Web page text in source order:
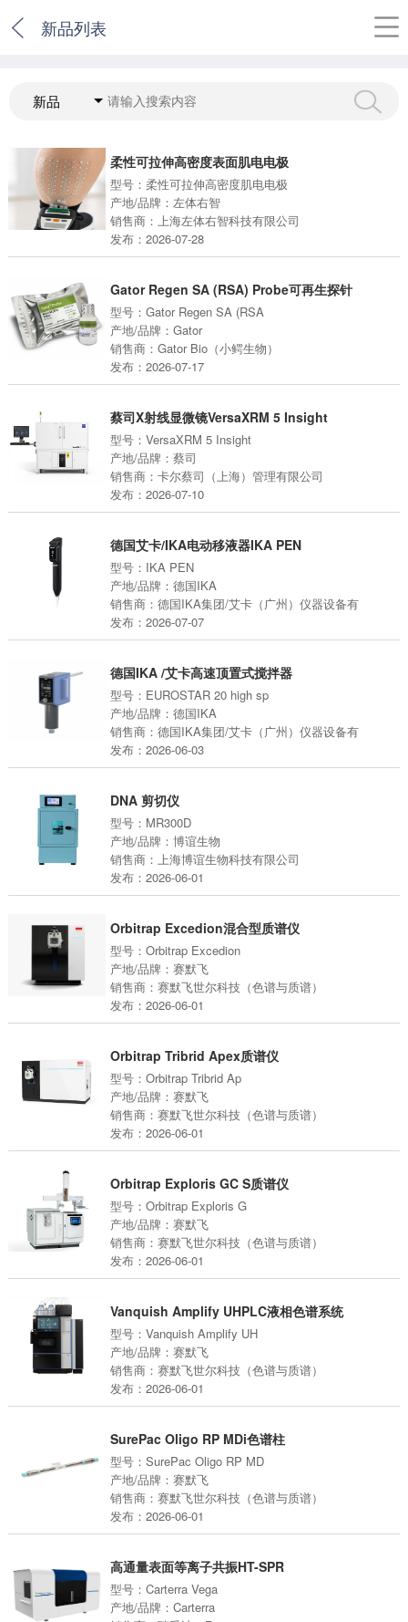
新品列表
新品
柔性可拉伸高密度表面肌电电极
型号：柔性可拉伸高密度肌电电极
产地/品牌：左体右智
销售商：上海左体右智科技有限公司
发布：2026-07-28
Gator Regen SA (RSA) Probe可再生探针
型号：Gator Regen SA (RSA
产地/品牌：Gator
销售商：Gator Bio（小鳄生物）
发布：2026-07-17
蔡司X射线显微镜VersaXRM 5 Insight
型号：VersaXRM 5 Insight
产地/品牌：蔡司
销售商：卡尔蔡司（上海）管理有限公司
发布：2026-07-10
德国艾卡/IKA电动移液器IKA PEN
型号：IKA PEN
产地/品牌：德国IKA
销售商：德国IKA集团/艾卡（广州）仪器设备有
发布：2026-07-07
德国IKA /艾卡高速顶置式搅拌器
型号：EUROSTAR 20 high sp
产地/品牌：德国IKA
销售商：德国IKA集团/艾卡（广州）仪器设备有
发布：2026-06-03
DNA 剪切仪
型号：MR300D
产地/品牌：博谊生物
销售商：上海博谊生物科技有限公司
发布：2026-06-01
Orbitrap Excedion混合型质谱仪
型号：Orbitrap Excedion
产地/品牌：赛默飞
销售商：赛默飞世尔科技（色谱与质谱）
发布：2026-06-01
Orbitrap Tribrid Apex质谱仪
型号：Orbitrap Tribrid Ap
产地/品牌：赛默飞
销售商：赛默飞世尔科技（色谱与质谱）
发布：2026-06-01
Orbitrap Exploris GC S质谱仪
型号：Orbitrap Exploris G
产地/品牌：赛默飞
销售商：赛默飞世尔科技（色谱与质谱）
发布：2026-06-01
Vanquish Amplify UHPLC液相色谱系统
型号：Vanquish Amplify UH
产地/品牌：赛默飞
销售商：赛默飞世尔科技（色谱与质谱）
发布：2026-06-01
SurePac Oligo RP MDi色谱柱
型号：SurePac Oligo RP MD
产地/品牌：赛默飞
销售商：赛默飞世尔科技（色谱与质谱）
发布：2026-06-01
高通量表面等离子共振HT-SPR
型号：Carterra Vega
产地/品牌：Carterra